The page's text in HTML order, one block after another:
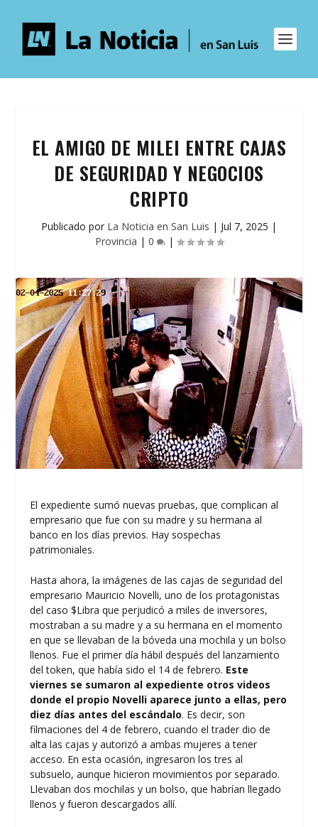
EL AMIGO DE MILEI ENTRE CAJAS
DE SEGURIDAD Y NEGOCIOS
CRIPTO
Publicado por La Noticia en San Luis | Jul 7, 2025 |
Provincia | 0 |
El expediente sumó nuevas pruebas, que complican al
empresario que fue con su madre y su hermana al
banco en los días previos. Hay sospechas
patrimoniales.
Hasta ahora,la imágenes de las cajas de seguridad del
empresario Mauricio Novelli, uno de los protagonistas
del caso $Libra que perjudicó a miles de inversores,
mostraban a su madre y a su hermana en el momento
en que se llevaban de la bóveda una mochila y un bolso
llenos. Fue el primer día hábil después del lanzamiento
del token, que había sido el 14 de febrero. Este
viernes se sumaron al expediente otros videos
donde el propio Novelli aparece junto a ellas, pero
diez días antes del escándalo. Es decir, son
filmaciones del 4 de febrero, cuando el trader dio de
alta las cajas y autorizó a ambas mujeres a tener
acceso. En esta ocasión, ingresaron los tres al
subsuelo, aunque hicieron movimientos por separado.
Llevaban dos mochilas y un bolso, que habrían llegado
llenos y fueron descargados allí.